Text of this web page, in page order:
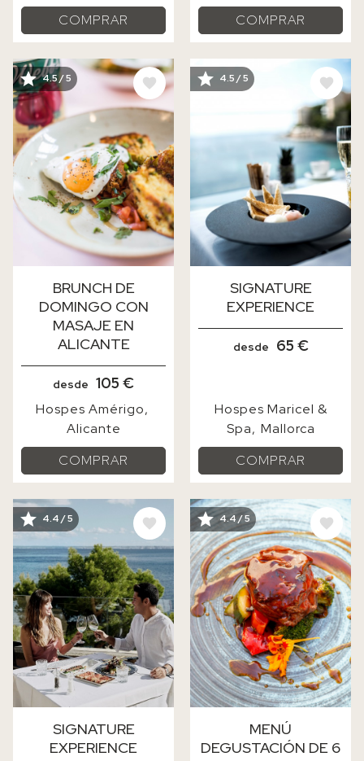
COMPRAR
COMPRAR
IMAGE
4.5 / 5
BRUNCH DE
DOMINGO CON
MASAJE EN
ALICANTE
desde 105 €
Hospes Amérigo
Alicante
COMPRAR
IMAGE
4.5 / 5
SIGNATURE
EXPERIENCE
desde 65 €
Hospes Maricel &
Spa
Mallorca
COMPRAR
IMAGE
4.4 / 5
SIGNATURE
EXPERIENCE
IMAGE
4.4 / 5
MENÚ
DEGUSTACIÓN DE 6